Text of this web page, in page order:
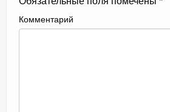
Комментарий